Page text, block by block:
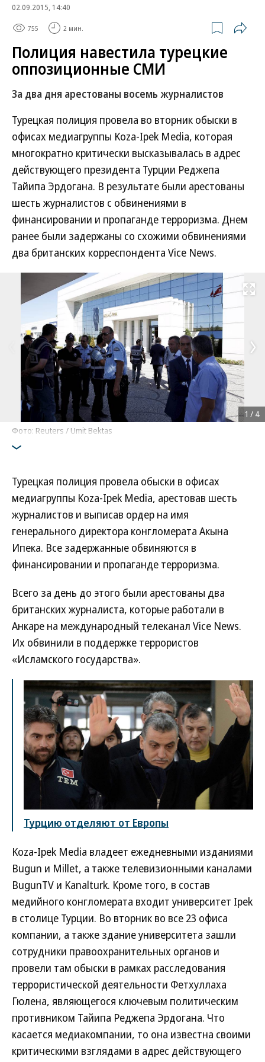
02.09.2015, 14:40
755 2 мин.
Полиция навестила турецкие
оппозиционные СМИ
За два дня арестованы восемь журналистов
Турецкая полиция провела во вторник обыски в
офисах медиагруппы Koza-Ipek Media, которая
многократно критически высказывалась в адрес
действующего президента Турции Реджепа
Тайипа Эрдогана. В результате были арестованы
шесть журналистов с обвинениями в
финансировании и пропаганде терроризма. Днем
ранее были задержаны со схожими обвинениями
два британских корреспондента Vice News.
Развернуть
Фото: Reuters / Umit Bektas
1 / 4
Турецкая полиция провела обыски в офисах
медиагруппы Koza-Ipek Media, арестовав шесть
журналистов и выписав ордер на имя
генерального директора конгломерата Акына
Ипека. Все задержанные обвиняются в
финансировании и пропаганде терроризма.
Всего за день до этого были арестованы два
британских журналиста, которые работали в
Анкаре на международный телеканал Vice News.
Их обвинили в поддержке террористов
«Исламского государства».
Турцию отделяют от Европы
Koza-Ipek Media владеет ежедневными изданиями
Bugun и Millet, а также телевизионными каналами
BugunTV и Kanalturk. Кроме того, в состав
медийного конгломерата входит университет Ipek
в столице Турции. Во вторник во все 23 офиса
компании, а также здание университета зашли
сотрудники правоохранительных органов и
провели там обыски в рамках расследования
террористической деятельности Фетхуллаха
Гюлена, являющегося ключевым политическим
противником Тайипа Реджепа Эрдогана. Что
касается медиакомпании, то она известна своими
критическими взглядами в адрес действующего